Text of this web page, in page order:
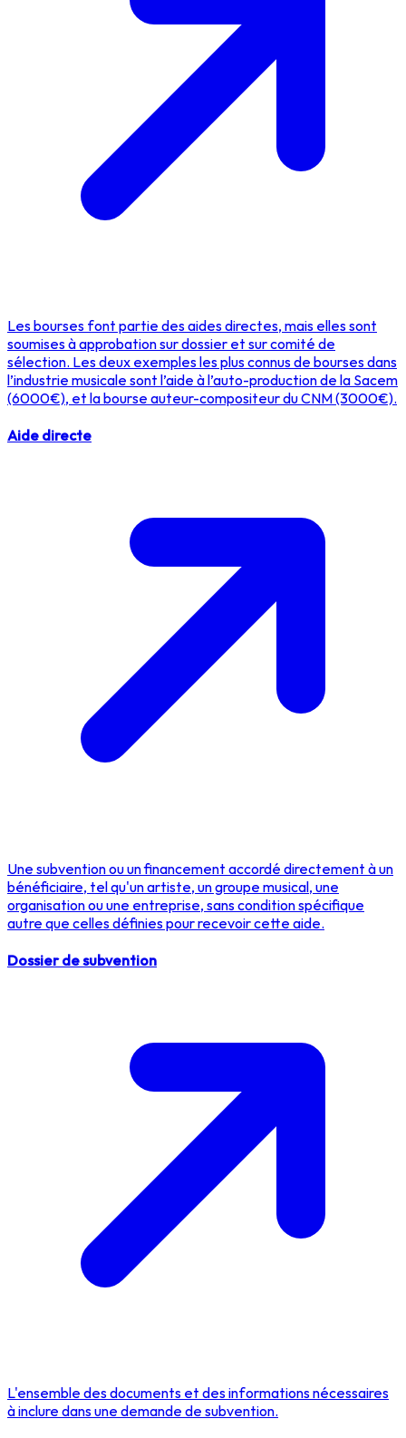
Les bourses font partie des aides directes, mais elles sont
soumises à approbation sur dossier et sur comité de
sélection. Les deux exemples les plus connus de bourses dans
l’industrie musicale sont l’aide à l’auto-production de la Sacem
(6000€), et la bourse auteur-compositeur du CNM (3000€).
Aide directe
Une subvention ou un financement accordé directement à un
bénéficiaire, tel qu'un artiste, un groupe musical, une
organisation ou une entreprise, sans condition spécifique
autre que celles définies pour recevoir cette aide.
Dossier de subvention
L'ensemble des documents et des informations nécessaires
à inclure dans une demande de subvention.